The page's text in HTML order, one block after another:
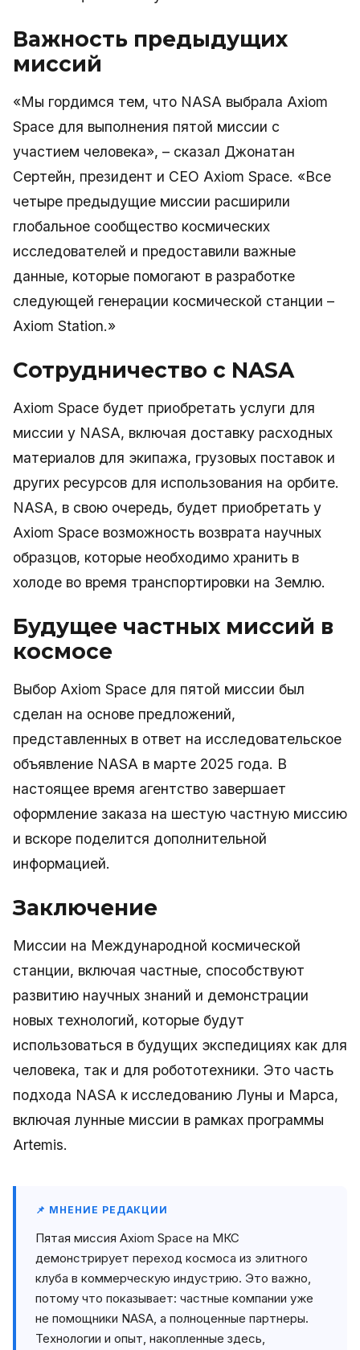
Важность предыдущих
миссий
«Мы гордимся тем, что NASA выбрала Axiom
Space для выполнения пятой миссии с
участием человека», – сказал Джонатан
Сертейн, президент и CEO Axiom Space. «Все
четыре предыдущие миссии расширили
глобальное сообщество космических
исследователей и предоставили важные
данные, которые помогают в разработке
следующей генерации космической станции –
Axiom Station.»
Сотрудничество с NASA
Axiom Space будет приобретать услуги для
миссии у NASA, включая доставку расходных
материалов для экипажа, грузовых поставок и
других ресурсов для использования на орбите.
NASA, в свою очередь, будет приобретать у
Axiom Space возможность возврата научных
образцов, которые необходимо хранить в
холоде во время транспортировки на Землю.
Будущее частных миссий в
космосе
Выбор Axiom Space для пятой миссии был
сделан на основе предложений,
представленных в ответ на исследовательское
объявление NASA в марте 2025 года. В
настоящее время агентство завершает
оформление заказа на шестую частную миссию
и вскоре поделится дополнительной
информацией.
Заключение
Миссии на Международной космической
станции, включая частные, способствуют
развитию научных знаний и демонстрации
новых технологий, которые будут
использоваться в будущих экспедициях как для
человека, так и для робототехники. Это часть
подхода NASA к исследованию Луны и Марса,
включая лунные миссии в рамках программы
Artemis.
📌 МНЕНИЕ РЕДАКЦИИ
Пятая миссия Axiom Space на МКС
демонстрирует переход космоса из элитного
клуба в коммерческую индустрию. Это важно,
потому что показывает: частные компании уже
не помощники NASA, а полноценные партнеры.
Технологии и опыт, накопленные здесь,